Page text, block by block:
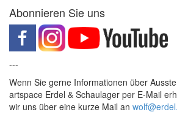
Abonnieren Sie uns
---
Wenn Sie gerne Informationen über
artspace Erdel & Schaulager per E-Mail
wir uns über eine kurze Mail an